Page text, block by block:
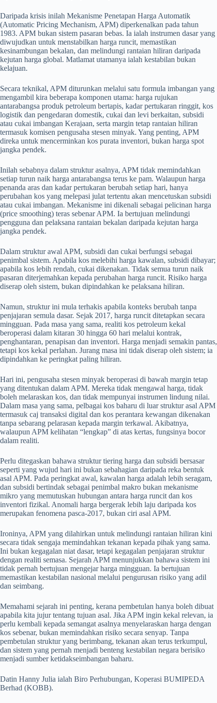
Daripada krisis inilah Mekanisme Penetapan Harga Automatik
(Automatic Pricing Mechanism, APM) diperkenalkan pada tahun
1983. APM bukan sistem pasaran bebas. Ia ialah instrumen dasar yang
diwujudkan untuk menstabilkan harga runcit, memastikan
kesinambungan bekalan, dan melindungi rantaian hiliran daripada
kejutan harga global. Matlamat utamanya ialah kestabilan bukan
kelajuan.
Secara teknikal, APM diturunkan melalui satu formula imbangan yang
mengambil kira beberapa komponen utama: harga rujukan
antarabangsa produk petroleum bertapis, kadar pertukaran ringgit, kos
logistik dan pengedaran domestik, cukai dan levi berkaitan, subsidi
atau cukai imbangan Kerajaan, serta margin tetap rantaian hiliran
termasuk komisen pengusaha stesen minyak. Yang penting, APM
direka untuk mencerminkan kos purata inventori, bukan harga spot
jangka pendek.
Inilah sebabnya dalam struktur asalnya, APM tidak memindahkan
setiap turun naik harga antarabangsa terus ke pam. Walaupun harga
penanda aras dan kadar pertukaran berubah setiap hari, hanya
perubahan kos yang melepasi julat tertentu akan mencetuskan subsidi
atau cukai imbangan. Mekanisme ini dikenali sebagai pelicinan harga
(price smoothing) teras sebenar APM. Ia bertujuan melindungi
pengguna dan pelaksana rantaian bekalan daripada kejutan harga
jangka pendek.
Dalam struktur awal APM, subsidi dan cukai berfungsi sebagai
penimbal sistem. Apabila kos melebihi harga kawalan, subsidi dibayar;
apabila kos lebih rendah, cukai dikenakan. Tidak semua turun naik
pasaran diterjemahkan kepada perubahan harga runcit. Risiko harga
diserap oleh sistem, bukan dipindahkan ke pelaksana hiliran.
Namun, struktur ini mula terhakis apabila konteks berubah tanpa
penjajaran semula dasar. Sejak 2017, harga runcit ditetapkan secara
mingguan. Pada masa yang sama, realiti kos petroleum kekal
beroperasi dalam kitaran 30 hingga 60 hari melalui kontrak,
penghantaran, penapisan dan inventori. Harga menjadi semakin pantas,
tetapi kos kekal perlahan. Jurang masa ini tidak diserap oleh sistem; ia
dipindahkan ke peringkat paling hiliran.
Hari ini, pengusaha stesen minyak beroperasi di bawah margin tetap
yang ditentukan dalam APM. Mereka tidak mengawal harga, tidak
boleh melaraskan kos, dan tidak mempunyai instrumen lindung nilai.
Dalam masa yang sama, pelbagai kos baharu di luar struktur asal APM
termasuk caj transaksi digital dan kos perantara kewangan dikenakan
tanpa sebarang pelarasan kepada margin terkawal. Akibatnya,
walaupun APM kelihatan “lengkap” di atas kertas, fungsinya bocor
dalam realiti.
Perlu ditegaskan bahawa struktur tiering harga dan subsidi bersasar
seperti yang wujud hari ini bukan sebahagian daripada reka bentuk
asal APM. Pada peringkat awal, kawalan harga adalah lebih seragam,
dan subsidi bertindak sebagai penimbal makro bukan mekanisme
mikro yang memutuskan hubungan antara harga runcit dan kos
inventori fizikal. Anomali harga bergerak lebih laju daripada kos
merupakan fenomena pasca-2017, bukan ciri asal APM.
Ironinya, APM yang dilahirkan untuk melindungi rantaian hiliran kini
secara tidak sengaja memindahkan tekanan kepada pihak yang sama.
Ini bukan kegagalan niat dasar, tetapi kegagalan penjajaran struktur
dengan realiti semasa. Sejarah APM menunjukkan bahawa sistem ini
tidak pernah bertujuan mengejar harga mingguan. Ia bertujuan
memastikan kestabilan nasional melalui pengurusan risiko yang adil
dan seimbang.
Memahami sejarah ini penting, kerana pembetulan hanya boleh dibuat
apabila kita jujur tentang tujuan asal. Jika APM ingin kekal relevan, ia
perlu kembali kepada semangat asalnya menyelaraskan harga dengan
kos sebenar, bukan memindahkan risiko secara senyap. Tanpa
pembetulan struktur yang berimbang, tekanan akan terus terkumpul,
dan sistem yang pernah menjadi benteng kestabilan negara berisiko
menjadi sumber ketidakseimbangan baharu.
Datin Hanny Julia ialah Biro Perhubungan, Koperasi BUMIPEDA
Berhad (KOBB).